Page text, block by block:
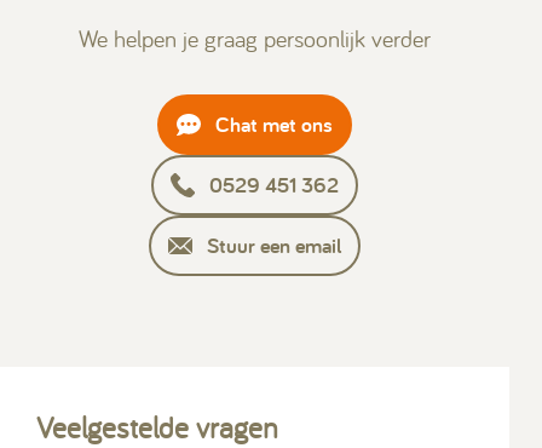
We helpen je graag persoonlijk verder
Chat met ons
0529 451 362
Stuur een email
Veelgestelde vragen